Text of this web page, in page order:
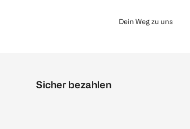
Dein Weg zu uns
Sicher bezahlen